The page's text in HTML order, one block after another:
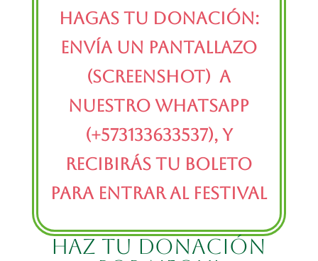
hagas tu donación:
envía un pantallazo
(screenshot) a
nuestro whatsapp
(+573133633537), y
recibirás tu boleto
para entrar al festival
Haz tu donación